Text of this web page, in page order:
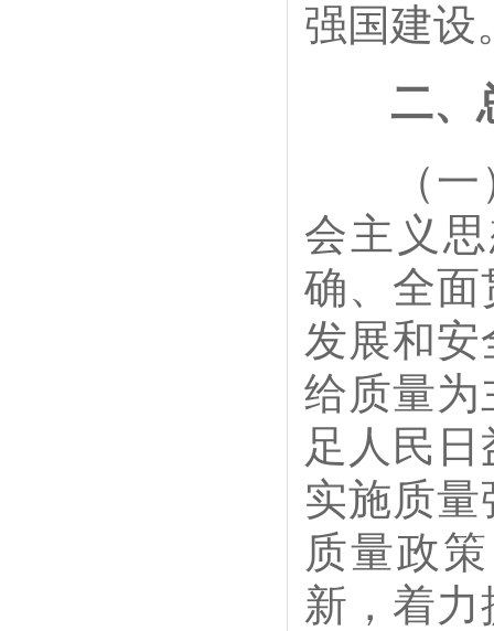
强国建设
二、
（一）
会主义
确、全面
发展和安
给质量为
足人民
实施质
质量政
新，着